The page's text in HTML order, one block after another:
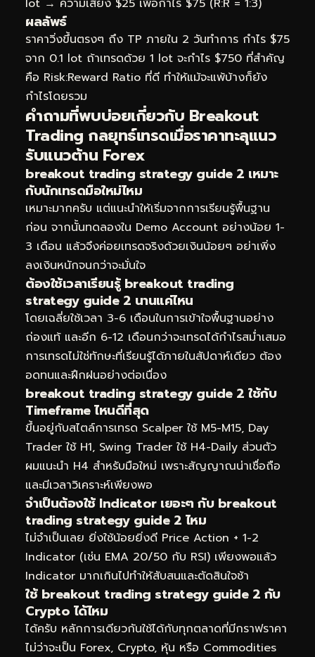
lot → ความเสี่ยง $25 เพื่อกำไร $75 (R:R = 1:3)
ผลลัพธ์
ราคาวิ่งขึ้นตรงๆ ถึง TP ภายใน 2 วันทำการ กำไร $75
จาก 0.1 lot ถ้าเทรดด้วย 1 lot จะกำไร $750 ที่สำคัญ
คือ Risk:Reward Ratio ที่ดี ทำให้แม้จะแพ้บ้างก็ยัง
กำไรโดยรวม
คำถามที่พบบ่อยเกี่ยวกับ Breakout
Trading กลยุทธ์เทรดเมื่อราคาทะลุแนว
รับแนวต้าน Forex
breakout trading strategy guide 2 เหมาะ
กับนักเทรดมือใหม่ไหม
เหมาะมากครับ แต่แนะนำให้เริ่มจากการเรียนรู้พื้นฐาน
ก่อน จากนั้นทดลองใน Demo Account อย่างน้อย 1-
3 เดือน แล้วจึงค่อยเทรดจริงด้วยเงินน้อยๆ อย่าเพิ่ง
ลงเงินหนักจนกว่าจะมั่นใจ
ต้องใช้เวลาเรียนรู้ breakout trading
strategy guide 2 นานแค่ไหน
โดยเฉลี่ยใช้เวลา 3-6 เดือนในการเข้าใจพื้นฐานอย่าง
ถ่องแท้ และอีก 6-12 เดือนกว่าจะเทรดได้กำไรสม่ำเสมอ
การเทรดไม่ใช่ทักษะที่เรียนรู้ได้ภายในสัปดาห์เดียว ต้อง
อดทนและฝึกฝนอย่างต่อเนื่อง
breakout trading strategy guide 2 ใช้กับ
Timeframe ไหนดีที่สุด
ขึ้นอยู่กับสไตล์การเทรด Scalper ใช้ M5-M15, Day
Trader ใช้ H1, Swing Trader ใช้ H4-Daily ส่วนตัว
ผมแนะนำ H4 สำหรับมือใหม่ เพราะสัญญาณน่าเชื่อถือ
และมีเวลาวิเคราะห์เพียงพอ
จำเป็นต้องใช้ Indicator เยอะๆ กับ breakout
trading strategy guide 2 ไหม
ไม่จำเป็นเลย ยิ่งใช้น้อยยิ่งดี Price Action + 1-2
Indicator (เช่น EMA 20/50 กับ RSI) เพียงพอแล้ว
Indicator มากเกินไปทำให้สับสนและตัดสินใจช้า
ใช้ breakout trading strategy guide 2 กับ
Crypto ได้ไหม
ได้ครับ หลักการเดียวกันใช้ได้กับทุกตลาดที่มีกราฟราคา
ไม่ว่าจะเป็น Forex, Crypto, หุ้น หรือ Commodities